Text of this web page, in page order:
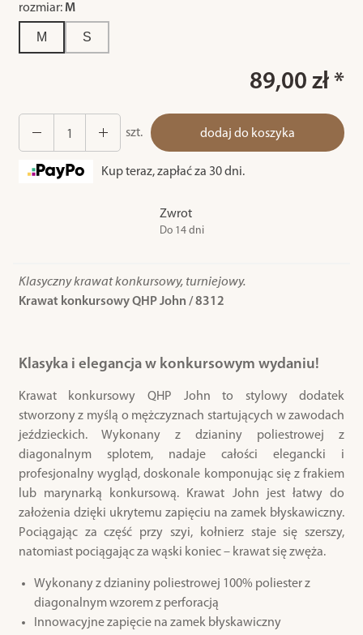
rozmiar: M
M S
89,00 zł *
szt. dodaj do koszyka
Kup teraz, zapłać za 30 dni.
Zwrot
Do 14 dni
Klasyczny krawat konkursowy, turniejowy.
Krawat konkursowy QHP John / 8312
Klasyka i elegancja w konkursowym wydaniu!
Krawat konkursowy QHP John to stylowy dodatek
stworzony z myślą o mężczyznach startujących w zawodach
jeździeckich. Wykonany z dzianiny poliestrowej z
diagonalnym splotem, nadaje całości elegancki i
profesjonalny wygląd, doskonale komponując się z frakiem
lub marynarką konkursową. Krawat John jest łatwy do
założenia dzięki ukrytemu zapięciu na zamek błyskawiczny.
Pociągając za część przy szyi, kołnierz staje się szerszy,
natomiast pociągając za wąski koniec – krawat się zwęża.
Wykonany z dzianiny poliestrowej 100% poliester z
diagonalnym wzorem z perforacją
Innowacyjne zapięcie na zamek błyskawiczny